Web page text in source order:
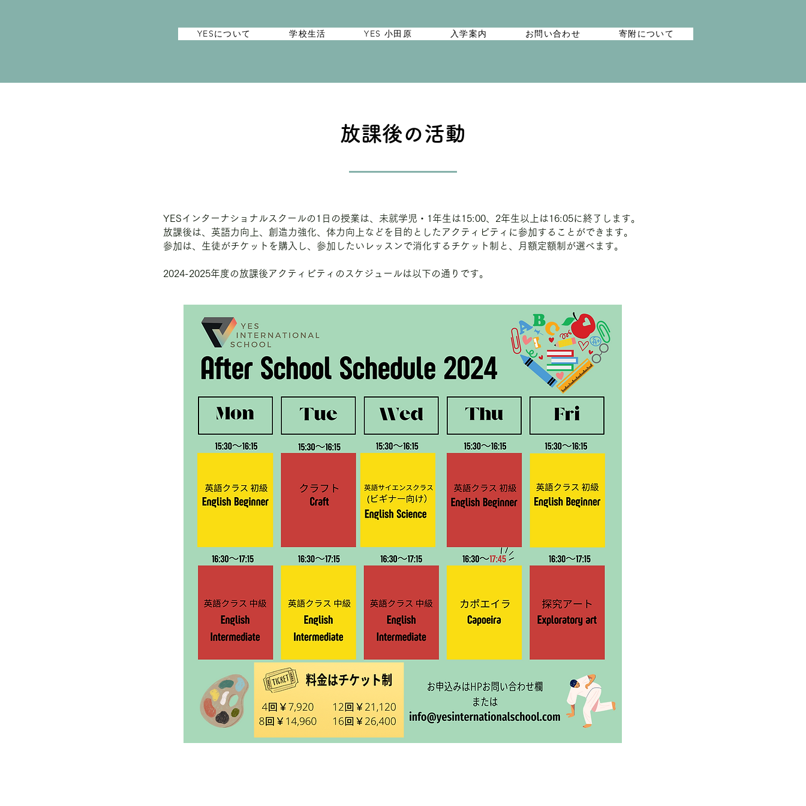
YESについて 学校生活 YES 小田原 入学案内 お問い合わせ 寄附について
放課後の活動
YESインターナショナルスクールの1日の授業は、未就学児・1年生は15:00、2年生以上は16:05に終了します。
放課後は、英語力向上、創造力強化、体力向上などを目的としたアクティビティに参加することができます。
参加は、生徒がチケットを購入し、参加したいレッスンで消化するチケット制と、月額定額制が選べます。
2024-2025年度の放課後アクティビティのスケジュールは以下の通りです。